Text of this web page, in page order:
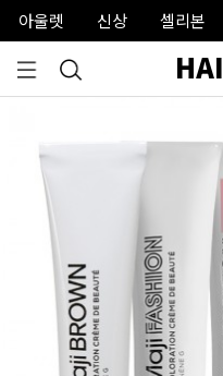
아울렛 신상 셀리본